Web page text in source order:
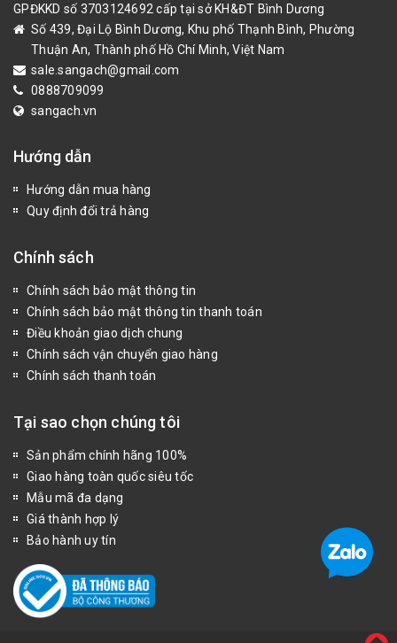
GPĐKKD số 3703124692 cấp tại sở KH&ĐT Bình Dương
Số 439, Đại Lộ Bình Dương, Khu phố Thạnh Bình, Phường
Thuận An, Thành phố Hồ Chí Minh, Việt Nam
sale.sangach@gmail.com
0888709099
sangach.vn
Hướng dẫn
Hướng dẫn mua hàng
Quy định đổi trả hàng
Chính sách
Chính sách bảo mật thông tin
Chính sách bảo mật thông tin thanh toán
Điều khoản giao dịch chung
Chính sách vận chuyển giao hàng
Chính sách thanh toán
Tại sao chọn chúng tôi
Sản phẩm chính hãng 100%
Giao hàng toàn quốc siêu tốc
Mẫu mã đa dạng
Giá thành hợp lý
Bảo hành uy tín